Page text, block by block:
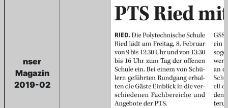
nser
Magazin
2019-02